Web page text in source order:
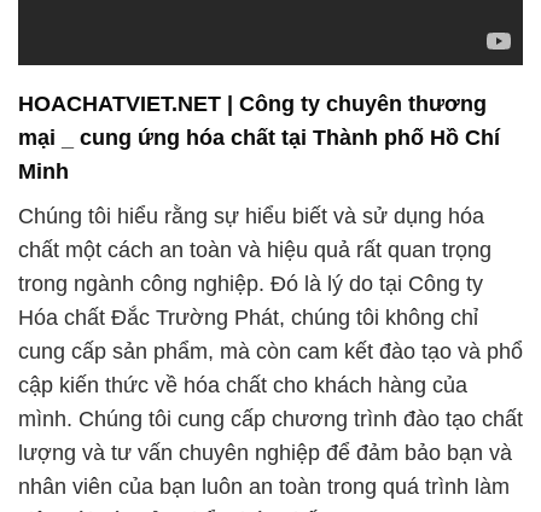
Chúng tôi hiểu rằng sự hiểu biết và sử dụng hóa
chất một cách an toàn và hiệu quả rất quan trọng
trong ngành công nghiệp. Đó là lý do tại Công ty
Hóa chất Đắc Trường Phát, chúng tôi không chỉ
cung cấp sản phẩm, mà còn cam kết đào tạo và phổ
cập kiến thức về hóa chất cho khách hàng của
mình. Chúng tôi cung cấp chương trình đào tạo chất
lượng và tư vấn chuyên nghiệp để đảm bảo bạn và
nhân viên của bạn luôn an toàn trong quá trình làm
việc với các sản phẩm hóa chất.
2. **Chăm sóc khách hàng hàng đầu:** Chúng tôi
luôn đặt khách hàng lên hàng đầu và cam kết mang
lại dịch vụ chăm sóc khách hàng xuất sắc. Chúng